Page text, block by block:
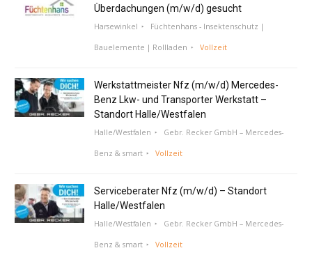
Überdachungen (m/w/d) gesucht
Harsewinkel Füchtenhans - Insektenschutz |
Bauelemente | Rollladen Vollzeit
Werkstattmeister Nfz (m/w/d) Mercedes-
Benz Lkw- und Transporter Werkstatt –
Standort Halle/Westfalen
Halle/Westfalen Gebr. Recker GmbH – Mercedes-
Benz & smart Vollzeit
Serviceberater Nfz (m/w/d) – Standort
Halle/Westfalen
Halle/Westfalen Gebr. Recker GmbH – Mercedes-
Benz & smart Vollzeit